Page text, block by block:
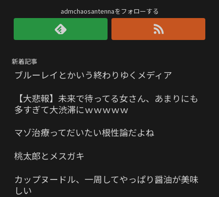
admchaosantennaをフォローする
新着記事
ブルーレイとかいう終わりゆくメディア
【大悲報】未来で待ってる女さん、あまりにも
多すぎて大渋滞にｗｗｗｗｗ
マゾ治療ってだいたい根性論だよね
桃太郎とメスガキ
カップヌードル、一周してやっぱり醤油が美味
しい